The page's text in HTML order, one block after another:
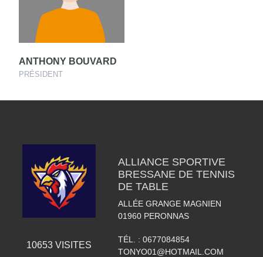
ANTHONY BOUVARD
PRÉSIDENT
10653VISITES
ALLIANCE SPORTIVE
BRESSANE DE TENNIS
DE TABLE
ALLÉE GRANGE MAGNIEN
01960 PERONNAS
TÉL. : 0677084854
TONYO01@HOTMAIL.COM